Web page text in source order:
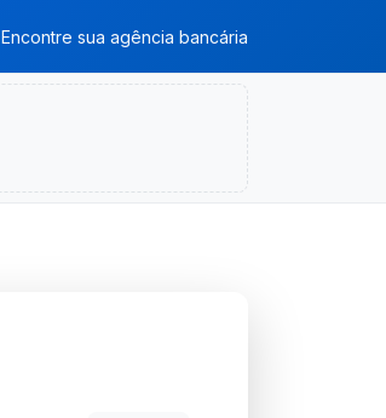
Encontre sua agência bancária